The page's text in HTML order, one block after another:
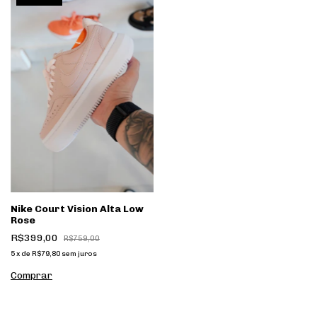
Nike Court Vision Alta Low
Rose
R$399,00
R$759,00
5x de R$79,80 sem juros
Comprar